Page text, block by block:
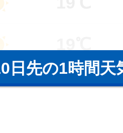
日先の1時間天